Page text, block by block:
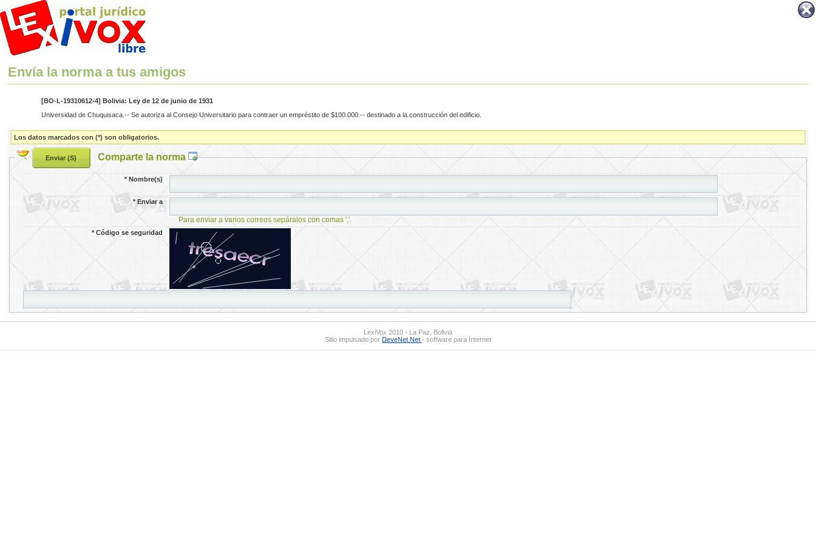
Envía la norma a tus amigos
[BO-L-19310612-4] Bolivia: Ley de 12 de junio de 1931
Universidad de Chuquisaca.-- Se autoriza al Consejo Universitario para contraer un empréstito de $100.000.-- destinado a la construcción del edificio.
Los datos marcados con (*) son obligatorios.
Comparte la norma
*Nombre(s)
*Enviar a
Para enviar a varios correos sepáralos con comas ','.
*Código se seguridad
LexiVox 2010 - La Paz, Bolivia
Sitio impulsado por DeveNet.Net - software para Internet